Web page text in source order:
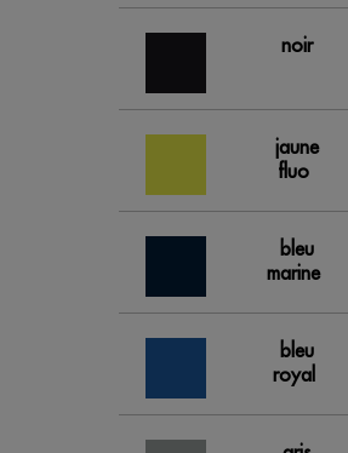
noir
jaune
fluo
bleu
marine
bleu
royal